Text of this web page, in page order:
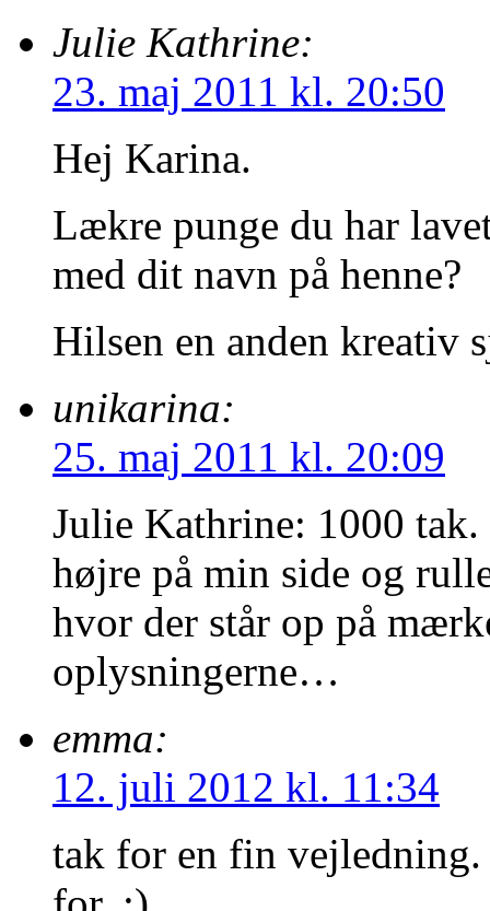
Julie Kathrine:
23. maj 2011 kl. 20:50
Hej Karina.
Lækre punge du har
med dit navn på henne?
Hilsen en anden kreativ
unikarina:
25. maj 2011 kl. 20:09
Julie Kathrine: 1000
højre på min side og
hvor der står op på
oplysningerne…
emma:
12. juli 2012 kl. 11:34
tak for en fin